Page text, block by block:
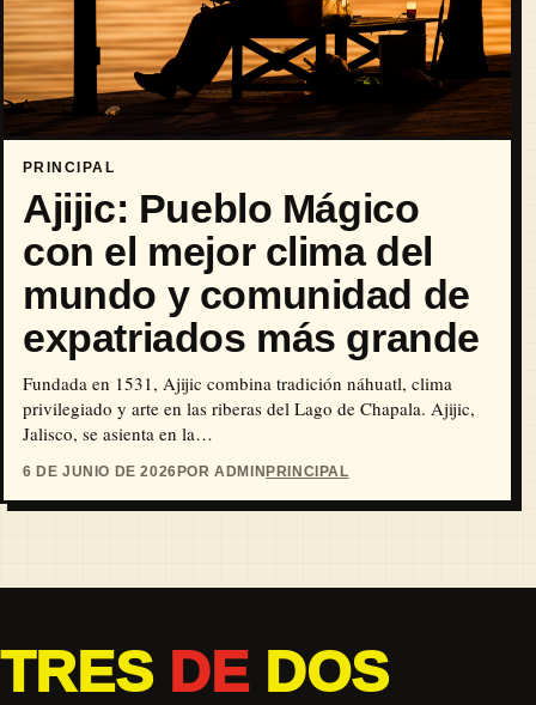
PRINCIPAL
Ajijic: Pueblo Mágico
con el mejor clima del
mundo y comunidad de
expatriados más grande
Fundada en 1531, Ajijic combina tradición náhuatl, clima
privilegiado y arte en las riberas del Lago de Chapala. Ajijic,
Jalisco, se asienta en la…
6 DE JUNIO DE 2026POR ADMINPRINCIPAL
TRES DEDOS